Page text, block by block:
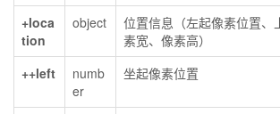
+loca
tion
object
位置信息（左起像素位置、
素宽、像素高）
++left
numb
er
坐起像素位置